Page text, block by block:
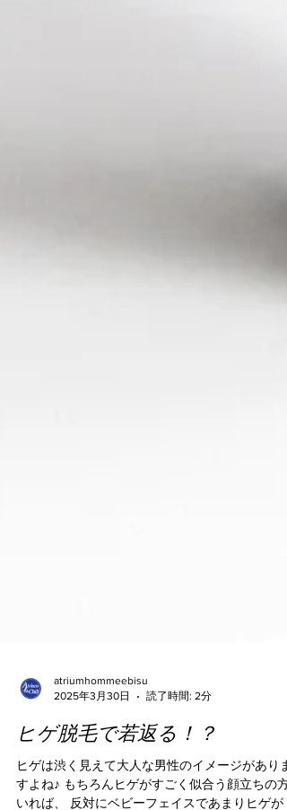
atriumhommeebisu
2025年3月30日
読了時間: 2分
ヒゲ脱毛で若返る！？